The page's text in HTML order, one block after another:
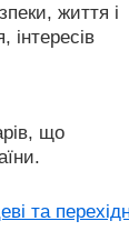
життя і
інтересів
що
та